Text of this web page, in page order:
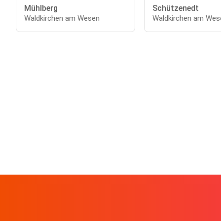
Mühlberg
Waldkirchen am Wesen
Schützenedt
Waldkirchen am